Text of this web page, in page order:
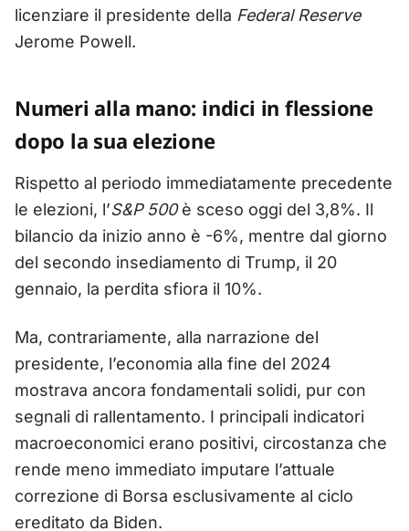
licenziare il presidente della Federal Reserve
Jerome Powell.
Numeri alla mano: indici in flessione
dopo la sua elezione
Rispetto al periodo immediatamente precedente
le elezioni, l’S&P 500è sceso oggi del 3,8%. Il
bilancio da inizio anno è -6%, mentre dal giorno
del secondo insediamento di Trump, il 20
gennaio, la perdita sfiora il 10%.
Ma, contrariamente, alla narrazione del
presidente, l’economia alla fine del 2024
mostrava ancora fondamentali solidi, pur con
segnali di rallentamento. I principali indicatori
macroeconomici erano positivi, circostanza che
rende meno immediato imputare l’attuale
correzione di Borsa esclusivamente al ciclo
ereditato da Biden.